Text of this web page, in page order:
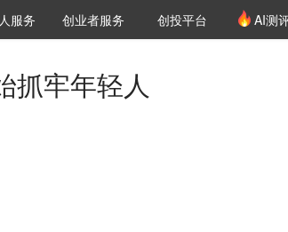
资机构库
职位推介
服务 创投氪堂
创业者服务 创投平台 AI测
抓牢年轻人